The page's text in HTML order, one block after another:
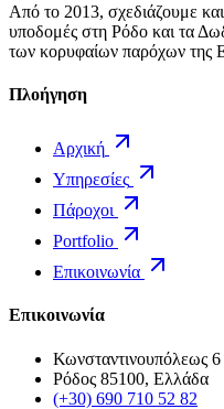
Από το 2013, σχεδιάζουμε
υποδομές στη Ρόδο και τα
των κορυφαίων παρόχων της
Πλοήγηση
Αρχική
Υπηρεσίες
Πάροχοι
Portfolio
Επικοινωνία
Επικοινωνία
Κωνσταντινουπόλεως 6
Ρόδος 85100, Ελλάδα
(+30) 690 710 52 82